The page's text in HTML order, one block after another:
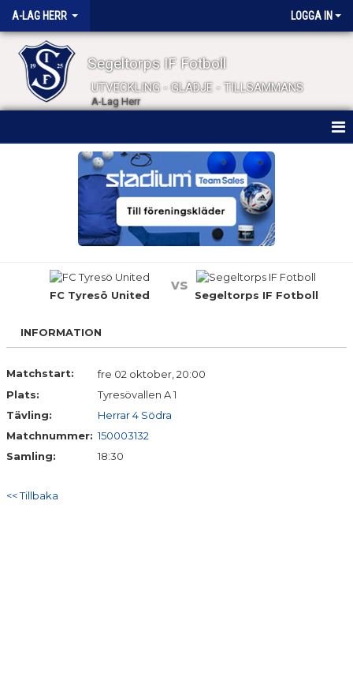
A-LAG HERR LOGGA IN
Segeltorps IF Fotboll
UTVECKLING - GLÄDJE - TILLSAMMANS
A-Lag Herr
TRUPPEN
BILDGALLERI
KONTAKT
MERCH
FC Tyresö United
vs
Segeltorps IF Fotboll
INFORMATION
Matchstart:
fre 02 oktober, 20:00
Plats:
Tyresövallen A 1
Tävling:
Herrar 4 Södra
Matchnummer: 150003132
Samling:
18:30
<< Tillbaka